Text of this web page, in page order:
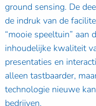
ground sensing. De
de indruk van de
“mooie speeltuin” aan
inhoudelijke kwaliteit
presentaties en
alleen tastbaarder,
technologie nieuwe
bedrijven.